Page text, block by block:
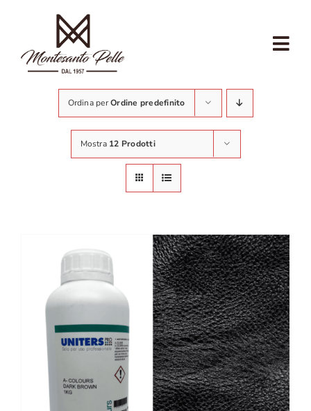
contenuto
CHI SIAMO
CALZOLAIO
NEGOZIO COMMERCIANTI
CONTATTI
CARRELLO
ACCOUNT
Ordina perOrdine predefinito
Mostra 12 Prodotti